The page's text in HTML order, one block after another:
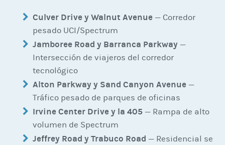
Culver Drive y Walnut Avenue — Corredor
pesado UCI/Spectrum
Jamboree Road y Barranca Parkway —
Intersección de viajeros del corredor
tecnológico
Alton Parkway y Sand Canyon Avenue —
Tráfico pesado de parques de oficinas
Irvine Center Drive y la 405 — Rampa de alto
volumen de Spectrum
Jeffrey Road y Trabuco Road — Residencial se